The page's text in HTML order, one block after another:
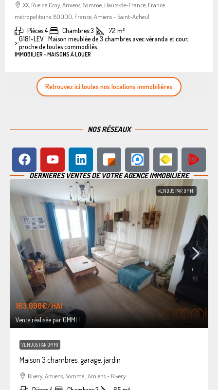
XX, Rue de Croy, Amiens, Somme, Hauts-de-France, France
métropolitaine, 80000, France, Amiens - Saint-Acheul
Pièces:4 Chambres:3 72 m²
>:G181-LEV : Maison meublée de 3 chambres avec véranda et cour,
proche de toutes commodités.
IMMOBILIER - MAISONS À LOUER
Retrouvez ici toutes nos locations immobilières
NOS RÉSEAUX
DERNIÈRES VENTES DE VOTRE AGENCE IMMOBILIÈRE
VENDUS PAR OMMI
163.000€/HAI
Vente réalisée par OMMI !
VENDUS PAR OMMI
Maison 3 chambres, garage, jardin
Rivery, Amiens, Somme., Amiens - Rivery